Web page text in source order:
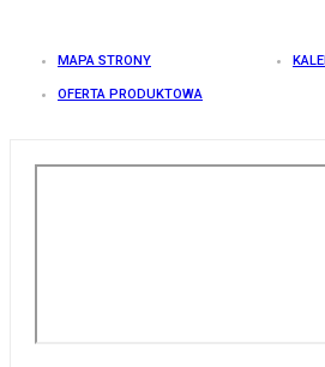
MAPA STRONY
OFERTA PRODUKTOWA